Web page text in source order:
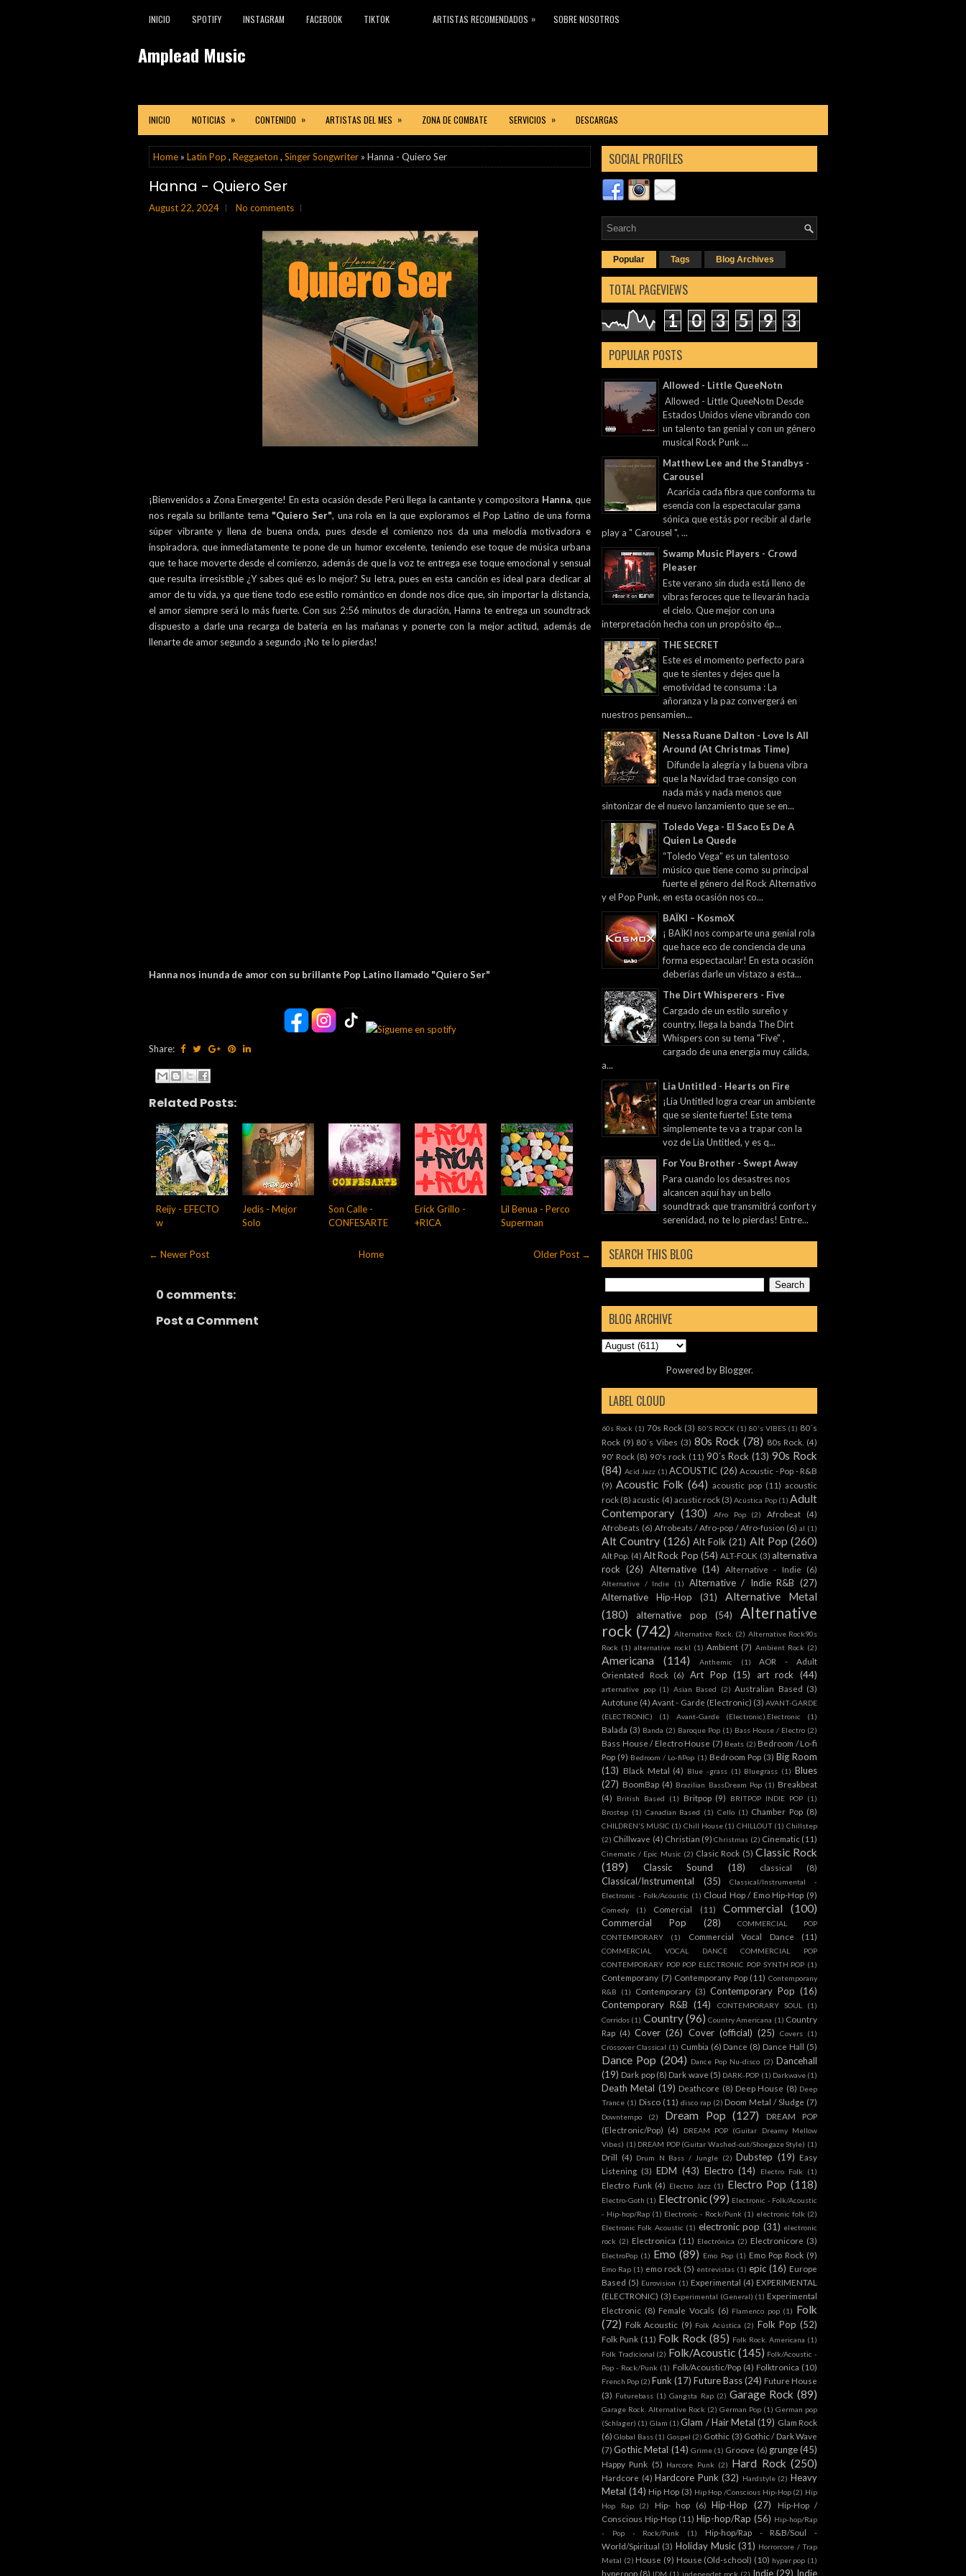
INICIO SPOTIFY INSTAGRAM FACEBOOK TIKTOK ARTISTAS RECOMENDADOS » SOBRE NOSOTROS
Amplead Music
INICIO NOTICIAS » CONTENIDO » ARTISTAS DEL MES » ZONA DE COMBATE SERVICIOS » DESCARGAS
Home » Latin Pop , Reggaeton , Singer Songwriter » Hanna - Quiero Ser
Hanna - Quiero Ser
August 22, 2024 No comments
¡Bienvenidos a Zona Emergente! En esta ocasión desde Perú llega la cantante y compositora Hanna, que
nos regala su brillante tema "Quiero Ser", una rola en la que exploramos el Pop Latino de una forma
súper vibrante y llena de buena onda, pues desde el comienzo nos da una melodía motivadora e
inspiradora, que inmediatamente te pone de un humor excelente, teniendo ese toque de música urbana
que te hace moverte desde el comienzo, además de que la voz te entrega ese toque emocional y sensual
que resulta irresistible ¿Y sabes qué es lo mejor? Su letra, pues en esta canción es ideal para dedicar al
amor de tu vida, ya que tiene todo ese estilo romántico en donde nos dice que, sin importar la distancia,
el amor siempre será lo más fuerte. Con sus 2:56 minutos de duración, Hanna te entrega un soundtrack
dispuesto a darle una recarga de batería en las mañanas y ponerte con la mejor actitud, además de
llenarte de amor segundo a segundo ¡No te lo pierdas!
Hanna nos inunda de amor con su brillante Pop Latino llamado "Quiero Ser"
Share:
Related Posts:
Reijy - EFECTO
w
Jedis - Mejor
Solo
Son Calle -
CONFESARTE
Erick Grillo -
+RICA
Lil Benua - Perco
Superman
← Newer Post Older Post →
Home
0 comments:
Post a Comment
SOCIAL PROFILES
Popular Tags Blog Archives
TOTAL PAGEVIEWS
1 0 3 5 9 3
POPULAR POSTS
Allowed - Little QueeNotn
Allowed - Little QueeNotn Desde
Estados Unidos viene vibrando con
un talento tan genial y con un género
musical Rock Punk ...
Matthew Lee and the Standbys -
Carousel
Acaricia cada fibra que conforma tu
esencia con la espectacular gama
sónica que estás por recibir al darle
play a " Carousel ", ...
Swamp Music Players - Crowd
Pleaser
Este verano sin duda está lleno de
vibras feroces que te llevarán hacia
el cielo. Que mejor con una
interpretación hecha con un propósito ép...
THE SECRET
Este es el momento perfecto para
que te sientes y dejes que la
emotividad te consuma : La
añoranza y la paz convergerá en
nuestros pensamien...
Nessa Ruane Dalton - Love Is All
Around (At Christmas Time)
Difunde la alegría y la buena vibra
que la Navidad trae consigo con
nada más y nada menos que
sintonizar de el nuevo lanzamiento que se en...
Toledo Vega - El Saco Es De A
Quien Le Quede
“Toledo Vega” es un talentoso
músico que tiene como su principal
fuerte el género del Rock Alternativo
y el Pop Punk, en esta ocasión nos co...
BAÏKI – KosmoX
¡ BAÏKI nos comparte una genial rola
que hace eco de conciencia de una
forma espectacular! En esta ocasión
deberías darle un vistazo a esta...
The Dirt Whisperers - Five
Cargado de un estilo sureño y
country, llega la banda The Dirt
Whispers con su tema "Five" ,
cargado de una energía muy cálida,
a...
Lia Untitled - Hearts on Fire
¡Lia Untitled logra crear un ambiente
que se siente fuerte! Este tema
simplemente te va a trapar con la
voz de Lia Untitled, y es q...
For You Brother - Swept Away
Para cuando los desastres nos
alcancen aquí hay un bello
soundtrack que transmitirá confort y
serenidad, no te lo pierdas! Entre...
SEARCH THIS BLOG
BLOG ARCHIVE
Powered byBlogger.
LABEL CLOUD
60s Rock (1) 70s Rock (3) 80'S ROCK (1) 80's VIBES (1) 80´s
Rock (9) 80´s Vibes (3) 80s Rock (78) 80s Rock. (4)
90' Rock (8) 90's rock (11) 90´s Rock (13) 90s Rock
(84) Acid Jazz (1) ACOUSTIC (26) Acoustic - Pop - R&B
(9) Acoustic Folk (64) acoustic pop (11) acoustic
rock (8) acustic (4) acustic rock (3) Acústica Pop (1) Adult
Contemporary (130) Afro Pop (2) Afrobeat
(4)
Afrobeats (6) Afrobeats / Afro-pop / Afro-fusion (6) al (1)
Alt Country (126) Alt Folk (21) Alt Pop (260)
Alt Pop. (4) Alt Rock Pop (54) ALT-FOLK (3) alternativa
rock (26) Alternative (14) Alternative - Indie (6)
Alternative / Indie (1) Alternative / Indie R&B (27)
Alternative Hip-Hop
(31)
Alternative Metal
(180)
alternative pop (54)
Alternative
rock (742) Alternative Rock. (2) Alternative Rock90s
Rock (1) alternative rockl (1) Ambient (7) Ambient Rock (2)
Americana (114) Anthemic (1)
AOR - Adult
Orientated Rock (6) Art Pop (15) art rock (44)
arternative pop (1) Asian Based (2) Australian Based (3)
Autotune (4) Avant - Garde (Electronic) (3) AVANT-GARDE
(ELECTRONIC)
(1) Avant-Garde (Electronic).Electronic (1)
Balada (3) Banda (2) Baroque Pop (1) Bass House / Electro (2)
Bass House / Electro House (7) Beats (2) Bedroom / Lo-fi
Pop (9) Bedroom / Lo-fiPop (1) Bedroom Pop (3) Big Room
(13) Black Metal (4) Blue -grass (1) Bluegrass (1) Blues
(27) BoomBap (4) Brazilian BassDream Pop (1) Breakbeat
(4)
British Based (1) Britpop (9) BRITPOP INDIE POP (1)
Brostep (1) Canadian Based (1) Cello (1) Chamber Pop (8)
CHILDREN'S MUSIC (1) Chill House (1) CHILLOUT (1) Chillstep
(2) Chillwave (4) Christian (9) Christmas (2) Cinematic (11)
Cinematic / Epic Music (2) Clasic Rock (5) Classic Rock
(189)
Classic Sound (18) classical (8)
Classical/Instrumental (35)
Classical/Instrumental -
Electronic - Folk/Acoustic (1) Cloud Hop / Emo Hip-Hop (9)
Comedy (1) Comercial (11) Commercial (100)
Commercial Pop (28)
COMMERCIAL POP
CONTEMPORARY
(1) Commercial Vocal Dance (11)
COMMERCIAL VOCAL DANCE COMMERCIAL POP
CONTEMPORARY POP POP ELECTRONIC POP SYNTH POP (1)
Contemporany (7) Contemporany Pop (11) Contemporany
R&B
(1) Contemporary (3) Contemporary Pop (16)
Contemporary R&B (14) CONTEMPORARY SOUL
(1)
Corridos (1) Country(96) Country Americana (1) Country
Rap (4) Cover (26) Cover (official) (25) Covers (1)
Crossover Classical (1) Cumbia (6) Dance (8) Dance Hall (5)
Dance Pop (204) Dance Pop Nu-disco (2) Dancehall
(19) Dark pop (8) Dark wave (5) DARK-POP (1) Darkwave (1)
Death Metal (19) Deathcore (8) Deep House (8) Deep
Trance (1) Disco (11) disco rap (2) Doom Metal / Sludge (7)
Downtempo (2) Dream Pop (127)
DREAM POP
(Electronic/Pop) (4)
DREAM POP (Guitar Dreamy Mellow
Vibes) (1) DREAM POP (Guitar Washed-out/Shoegaze Style) (1)
Drill (4) Drum N Bass / Jungle (2) Dubstep (19) Easy
Listening (3) EDM (43) Electro (14) Electro Folk (1)
Electro Funk (4) Electro Jazz (1) Electro Pop (118)
Electro-Goth (1) Electronic(99) Electronic - Folk/Acoustic
- Hip-hop/Rap (1) Electronic - Rock/Punk (1) electronic folk (2)
Electronic Folk Acoustic (1) electronic pop (31) electronic
rock (2) Electronica (11) Electrónica (2) Electronicore (3)
ElectroPop (1) Emo (89) Emo Pop (1) Emo Pop Rock (9)
Emo Rap (1) emo rock (5) entrevistas (1) epic (16) Europe
Based (5) Eurovision (1) Experimental (4) EXPERIMENTAL
(ELECTRONIC) (3) Experimental (General) (1) Experimental
Electronic (8) Female Vocals (6) Flamenco pop (1) Folk
(72) Folk Acoustic (9) Folk Acústica (2) Folk Pop (52)
Folk Punk (11) Folk Rock (85) Folk Rock. Americana (1)
Folk Tradicional (2) Folk/Acoustic (145) Folk/Acoustic -
Pop - Rock/Punk (1) Folk/Acoustic/Pop (4) Folktronica (10)
French Pop (2) Funk (17) Future Bass(24) Future House
(3) Futurebass (1) Gangsta Rap (2) Garage Rock (89)
Garage Rock. Alternative Rock (2) German Pop (1) German pop
(Schlager) (1) Glam (1) Glam / Hair Metal (19) Glam Rock
(6) Global Bass (1) Gospel (2) Gothic (3) Gothic / Dark Wave
(7) Gothic Metal (14) Grime (1) Groove (6) grunge (45)
Happy Punk (5) Harcore Punk (2) Hard Rock (250)
Hardcore (4) Hardcore Punk (32) Hardstyle (2) Heavy
Metal (14) Hip Hop (3) Hip Hop /Conscious Hip-Hop (2) Hip
Hop Rap
(2) Hip- hop (6) Hip-Hop (27)
Hip-Hop /
Conscious Hip-Hop (11) Hip-hop/Rap (56) Hip-hop/Rap
- Pop - Rock/Punk
(1)
Hip-hop/Rap - R&B/Soul -
World/Spiritual (3) Holiday Music (31) Horrorcore / Trap
Metal (2) House (9) House (Old-school) (10) hyper pop (1)
hyperpop (8) IDM (1) independet rock (2) Indie (29) Indie